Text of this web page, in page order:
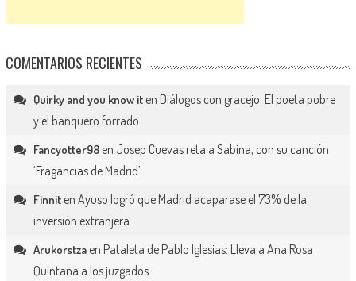
COMENTARIOS RECIENTES
Quirky and you know iten Diálogos con gracejo: El poeta pobre
y el banquero forrado
Fancyotter98en Josep Cuevas reta a Sabina, con su canción
‘Fragancias de Madrid’
Finniten Ayuso logró que Madrid acaparase el 73% de la
inversión extranjera
Arukorstzaen Pataleta de Pablo Iglesias: Lleva a Ana Rosa
Quintana a los juzgados